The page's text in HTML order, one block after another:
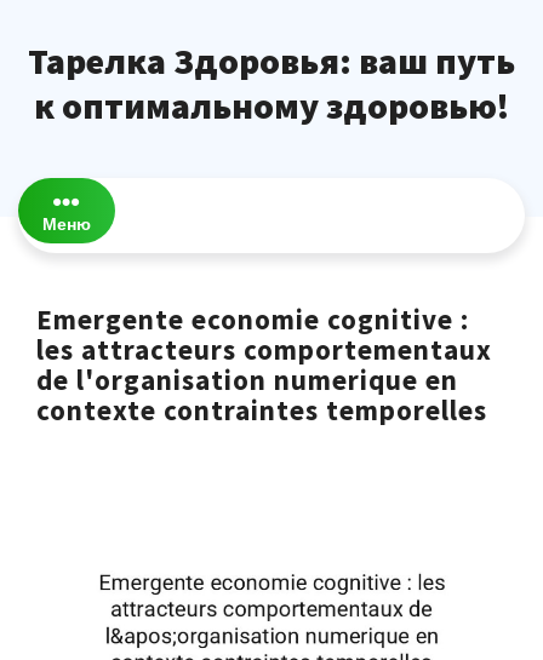
содержимому
Тарелка Здоровья: ваш путь
к оптимальному здоровью!
Меню
Emergente economie cognitive :
les attracteurs comportementaux
de l'organisation numerique en
contexte contraintes temporelles